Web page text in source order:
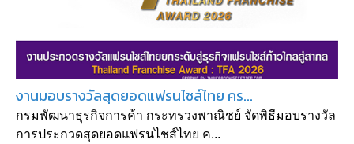
งานมอบรางวัลสุดยอดแฟรนไชส์ไทย คร...
กรมพัฒนาธุรกิจการค้า กระทรวงพาณิชย์ จัดพิธีมอบรางวัล
การประกวดสุดยอดแฟรนไชส์ไทย ค...